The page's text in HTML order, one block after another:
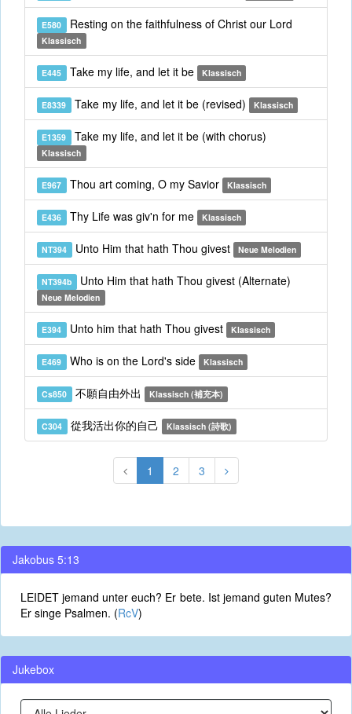
E580 Resting on the faithfulness of Christ our Lord
Klassisch
E445 Take my life, and let it be Klassisch
E8339 Take my life, and let it be (revised) Klassisch
E1359 Take my life, and let it be (with chorus)
Klassisch
E967 Thou art coming, O my Savior Klassisch
E436 Thy Life was giv'n for me Klassisch
NT394 Unto Him that hath Thou givest Neue Melodien
NT394b Unto Him that hath Thou givest (Alternate)
Neue Melodien
E394 Unto him that hath Thou givest Klassisch
E469 Who is on the Lord's side Klassisch
Cs850 不願自由外出 Klassisch (補充本)
C304 從我活出你的自己 Klassisch (詩歌)
1 2 3
Jakobus 5:13
LEIDET jemand unter euch? Er bete. Ist jemand guten Mutes?
Er singe Psalmen. (RcV)
Jukebox